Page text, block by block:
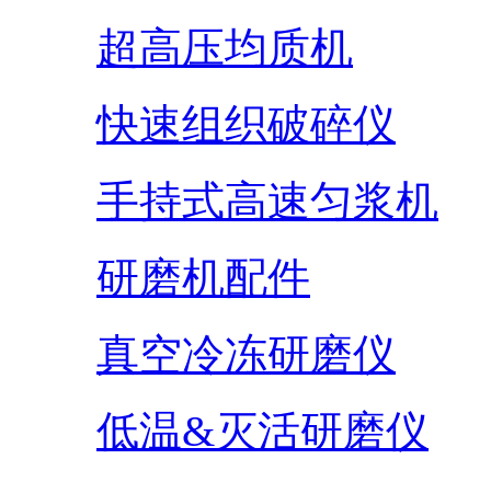
超高压均质机
快速组织破碎仪
手持式高速匀浆机
研磨机配件
真空冷冻研磨仪
低温&灭活研磨仪